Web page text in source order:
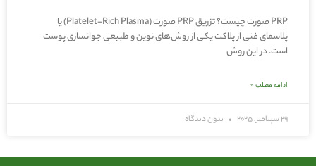
PRP صورت چیست؟ تزریق PRP صورت (Platelet-Rich Plasma) یا
پلاسمای غنی از پلاکت یکی از روش‌های نوین و طبیعی جوانسازی پوست
است. در این روش
ادامه مطلب »
29 سپتامبر, 2025 بدون دیدگاه